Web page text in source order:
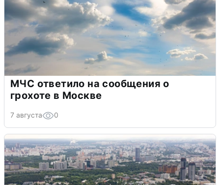
МЧС ответило на сообщения о
грохоте в Москве
7 августа 0